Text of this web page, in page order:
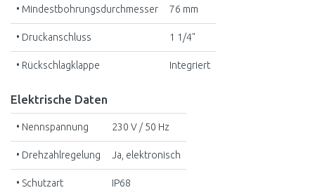
• Mindestbohrungsdurchmesser 76 mm
• Druckanschluss 1 1/4"
• Rückschlagklappe Integriert
Elektrische Daten
• Nennspannung 230 V / 50 Hz
• Drehzahlregelung Ja, elektronisch
• Schutzart IP68